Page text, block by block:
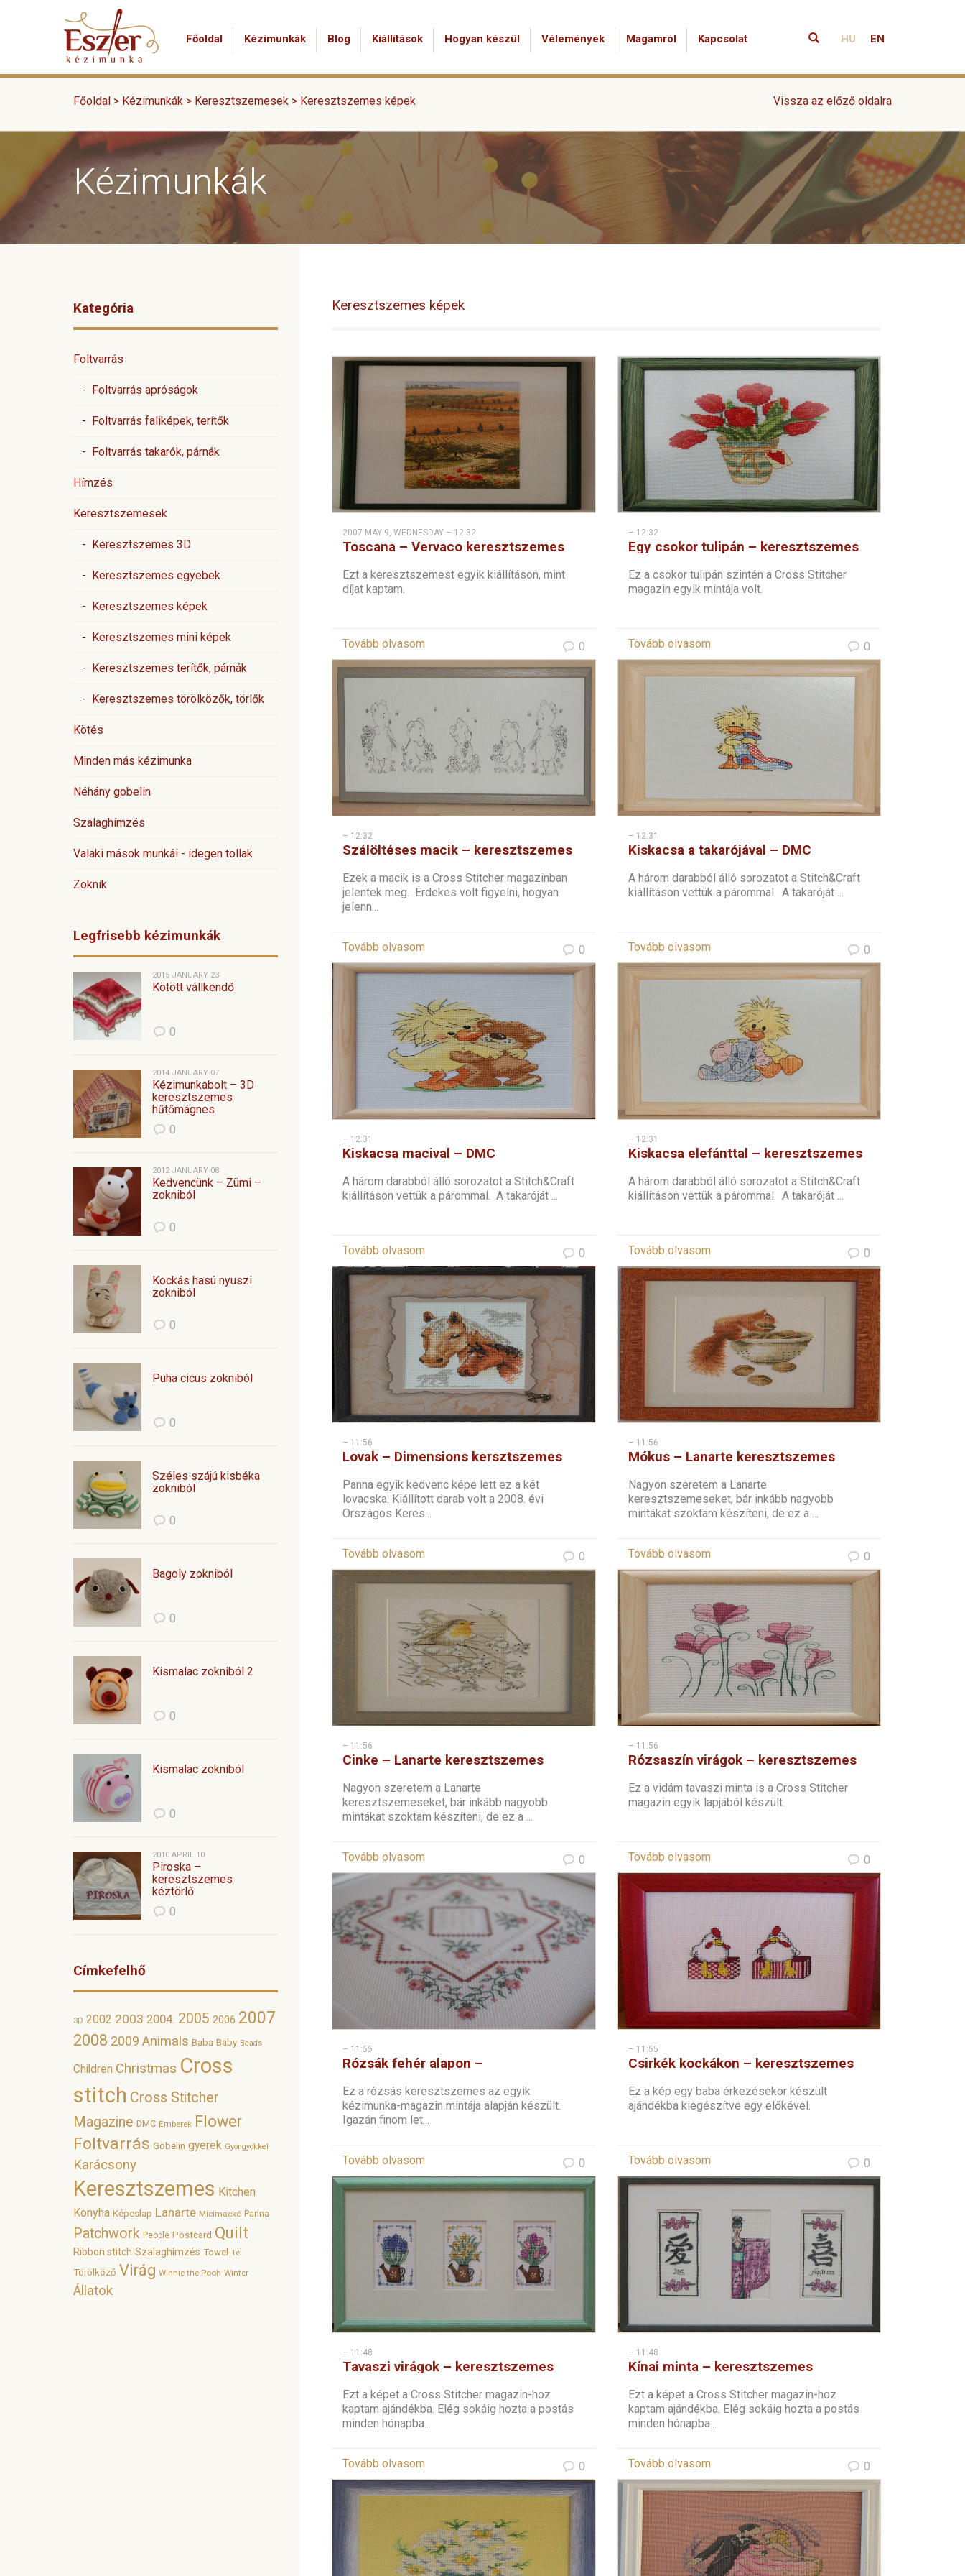
Főoldal Kézimunkák Blog Kiállítások Hogyan készül Vélemények Magamról Kapcsolat HU EN
Főoldal > Kézimunkák Vissza az előző oldalra
> Keresztszemesek > Keresztszemes képek
Kézimunkák
Kategória
Foltvarrás
- Foltvarrás apróságok
- Foltvarrás faliképek, terítők
- Foltvarrás takarók, párnák
Hímzés
Keresztszemesek
- Keresztszemes 3D
- Keresztszemes egyebek
- Keresztszemes képek
- Keresztszemes mini képek
- Keresztszemes terítők, párnák
- Keresztszemes törölközők, törlők
Kötés
Minden más kézimunka
Néhány gobelin
Szalaghímzés
Valaki mások munkái - idegen tollak
Zoknik
Legfrisebb kézimunkák
2015 JANUARY 23
Kötött vállkendő
0
2014 JANUARY 07
Kézimunkabolt – 3D
keresztszemes
hűtőmágnes
0
2012 JANUARY 08
Kedvencünk – Zümi –
zokniból
0
Kockás hasú nyuszi
zokniból
0
Puha cicus zokniból
0
Széles szájú kisbéka
zokniból
0
Bagoly zokniból
0
Kismalac zokniból 2
0
Kismalac zokniból
0
2010 APRIL 10
Piroska –
keresztszemes
kéztörlő
0
Címkefelhő
3D 2002 2003 2004. 2005 2006 2007
2008 2009 Animals Baba Baby Beads
Children Christmas Cross
stitch Cross Stitcher
Magazine DMC Emberek Flower
Foltvarrás Gobelin gyerek Gyöngyökkel
Karácsony
Keresztszemes Kitchen
Konyha Képeslap Lanarte Micimackó Panna
Patchwork People Postcard Quilt
Ribbon stitch Szalaghímzés Towel Tél
Törölköző Virág Winnie the Pooh Winter
Állatok
Keresztszemes képek
2007 MAY 9, WEDNESDAY – 12:32
Toscana – Vervaco keresztszemes
Ezt a keresztszemest egyik kiállításon, mint
díjat kaptam.
Tovább olvasom 0
– 12:32
Egy csokor tulipán – keresztszemes
Ez a csokor tulipán szintén a Cross Stitcher
magazin egyik mintája volt.
Tovább olvasom 0
– 12:32
Szálöltéses macik – keresztszemes
Ezek a macik is a Cross Stitcher magazinban
jelentek meg. Érdekes volt figyelni, hogyan
jelenn...
Tovább olvasom 0
– 12:31
Kiskacsa a takarójával – DMC
A három darabból álló sorozatot a Stitch&Craft
kiállításon vettük a párommal. A takaróját ...
Tovább olvasom 0
– 12:31
Kiskacsa macival – DMC
A három darabból álló sorozatot a Stitch&Craft
kiállításon vettük a párommal. A takaróját ...
Tovább olvasom 0
– 12:31
Kiskacsa elefánttal – keresztszemes
A három darabból álló sorozatot a Stitch&Craft
kiállításon vettük a párommal. A takaróját ...
Tovább olvasom 0
– 11:56
Lovak – Dimensions kersztszemes
Panna egyik kedvenc képe lett ez a két
lovacska. Kiállított darab volt a 2008. évi
Országos Keres...
Tovább olvasom 0
– 11:56
Mókus – Lanarte keresztszemes
Nagyon szeretem a Lanarte
keresztszemeseket, bár inkább nagyobb
mintákat szoktam készíteni, de ez a ...
Tovább olvasom 0
– 11:56
Cinke – Lanarte keresztszemes
Nagyon szeretem a Lanarte
keresztszemeseket, bár inkább nagyobb
mintákat szoktam készíteni, de ez a ...
Tovább olvasom 0
– 11:56
Rózsaszín virágok – keresztszemes
Ez a vidám tavaszi minta is a Cross Stitcher
magazin egyik lapjából készült.
Tovább olvasom 0
– 11:55
Rózsák fehér alapon –
Ez a rózsás keresztszemes az egyik
kézimunka-magazin mintája alapján készült.
Igazán finom let...
Tovább olvasom 0
– 11:55
Csirkék kockákon – keresztszemes
Ez a kép egy baba érkezésekor készült
ajándékba kiegészítve egy előkével.
Tovább olvasom 0
– 11:48
Tavaszi virágok – keresztszemes
Ezt a képet a Cross Stitcher magazin-hoz
kaptam ajándékba. Elég sokáig hozta a postás
minden hónapba...
Tovább olvasom 0
– 11:48
Kínai minta – keresztszemes
Ezt a képet a Cross Stitcher magazin-hoz
kaptam ajándékba. Elég sokáig hozta a postás
minden hónapba...
Tovább olvasom 0